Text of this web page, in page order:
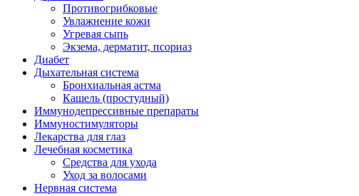
Противогрибковые
Увлажнение кожи
Угревая сыпь
Экзема, дерматит, псориаз
Диабет
Дыхательная система
Бронхиальная астма
Кашель (простудный)
Иммунодепрессивные препараты
Иммуностимуляторы
Лекарства для глаз
Лечебная косметика
Средства для ухода
Уход за волосами
Нервная система